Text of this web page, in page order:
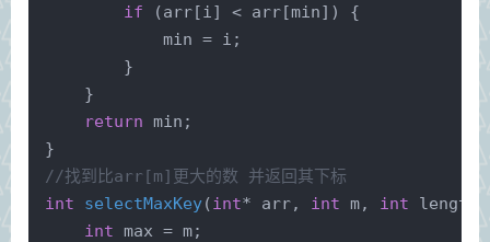
if (arr[i] < arr[min]) {
            min = i;
        }
    }
return min;
}
//找到比arr[m]更大的数 并返回其下标
int
selectMaxKey(int* arr, int m, int length)
int max = m;